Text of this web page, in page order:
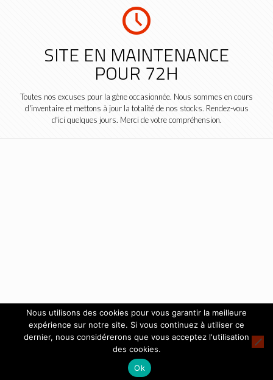
SITE EN MAINTENANCE
POUR 72H
Toutes nos excuses pour la gène occasionnée. Nous sommes en cours
d'inventaire et mettons à jour la totalité de nos stocks. Rendez-vous
d'ici quelques jours. Merci de votre compréhension.
Nous utilisons des cookies pour vous garantir la meilleure
expérience sur notre site. Si vous continuez à utiliser ce
dernier, nous considérerons que vous acceptez l'utilisation
des cookies.
Ok